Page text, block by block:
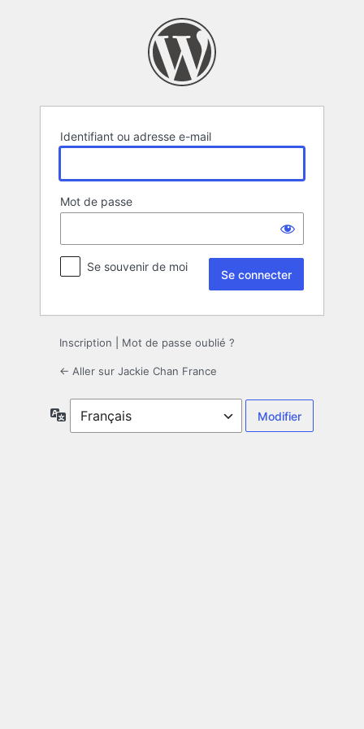
Identifiant ou adresse e-mail
Mot de passe
Se souvenir de moi
Inscription Mot de passe oublié ?
← Aller sur Jackie Chan France
Langue